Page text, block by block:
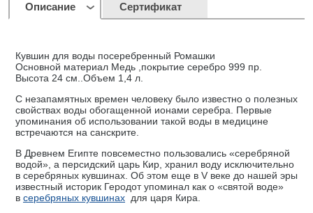
Описание Сертификат
Кувшин для воды посеребренный Ромашки
Основной материал Медь ,покрытие серебро 999 пр.
Высота 24 см..Объем 1,4 л.
С незапамятных времен человеку было известно о полезных
свойствах воды обогащенной ионами серебра. Первые
упоминания об использовании такой воды в медицине
встречаются на санскрите.
В Древнем Египте повсеместно пользовались «серебряной
водой», а персидский царь Кир, хранил воду исключительно
в серебряных кувшинах. Об этом еще в V веке до нашей эры
известный историк Геродот упоминал как о «святой воде»
в серебряных кувшинах для царя Кира.